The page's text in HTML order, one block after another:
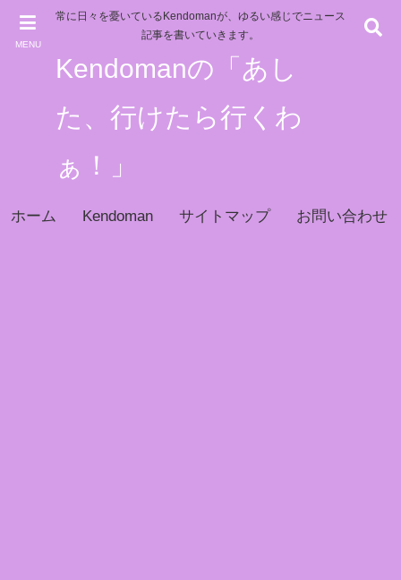
MENU
常に日々を憂いているKendomanが、ゆるい感じでニュース
記事を書いていきます。
Kendomanの「あし
た、行けたら行くわ
ぁ！」
ホーム Kendoman サイトマップ お問い合わせ